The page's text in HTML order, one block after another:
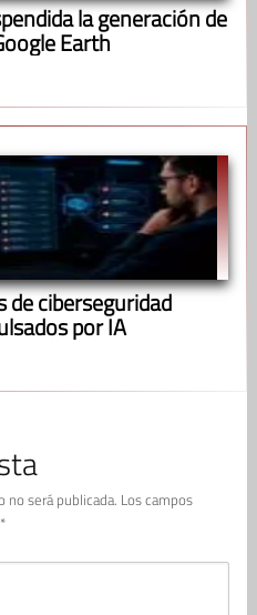
la generación de
Earth
ciberseguridad
por IA
no será publicada. Los campos
*